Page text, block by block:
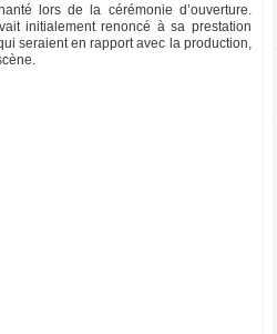
lors de la cérémonie d’ouverture.
initialement renoncé à sa prestation
seraient en rapport avec la production,